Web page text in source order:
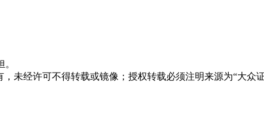
未经许可不得转载或镜像；授权转载必须注明来源为“大众证